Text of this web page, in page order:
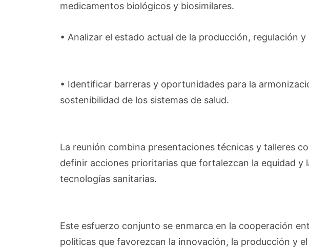
medicamentos biológicos y biosimilares.
• Analizar el estado actual de la producción, regulación
• Identificar barreras y oportunidades para la
sostenibilidad de los sistemas de salud.
La reunión combina presentaciones técnicas y talleres
definir acciones prioritarias que fortalezcan la equidad y
tecnologías sanitarias.
Este esfuerzo conjunto se enmarca en la cooperación
políticas que favorezcan la innovación, la producción y